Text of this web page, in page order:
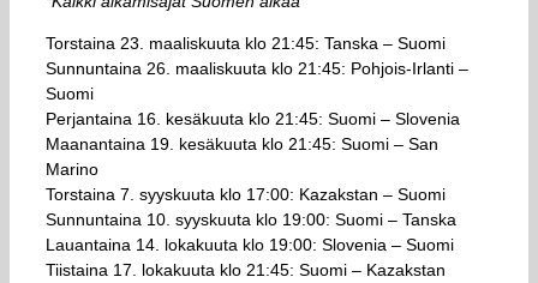
Torstaina 23. maaliskuuta klo 21:45: Tanska – Suomi
Sunnuntaina 26. maaliskuuta klo 21:45: Pohjois-Irlanti –
Suomi
Perjantaina 16. kesäkuuta klo 21:45: Suomi – Slovenia
Maanantaina 19. kesäkuuta klo 21:45: Suomi – San
Marino
Torstaina 7. syyskuuta klo 17:00: Kazakstan – Suomi
Sunnuntaina 10. syyskuuta klo 19:00: Suomi – Tanska
Lauantaina 14. lokakuuta klo 19:00: Slovenia – Suomi
Tiistaina 17. lokakuuta klo 21:45: Suomi – Kazakstan